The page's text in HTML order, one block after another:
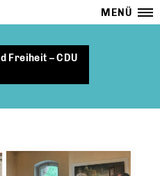
MENÜ
Freiheit – CDU